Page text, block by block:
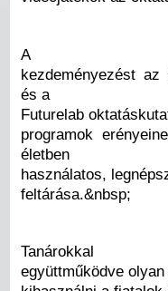
A
kezdeményezést
és a
Futurelab
programok
életben
használatos,
feltárása.&nbsp;
Tanárokkal
együttműködve